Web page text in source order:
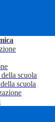
scuola
scuola